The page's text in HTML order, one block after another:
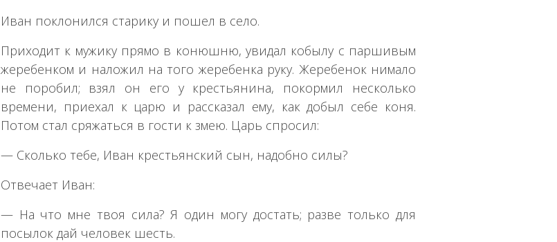
Иван поклонился старику и пошел в село.
Приходит к мужику прямо в конюшню, увидал кобылу с паршивым
жеребенком и наложил на того жеребенка руку. Жеребенок нимало
не поробил; взял он его у крестьянина, покормил несколько
времени, приехал к царю и рассказал ему, как добыл себе коня.
Потом стал сряжаться в гости к змею. Царь спросил:
— Сколько тебе, Иван крестьянский сын, надобно силы?
Отвечает Иван:
— На что мне твоя сила? Я один могу достать; разве только для
посылок дай человек шесть.